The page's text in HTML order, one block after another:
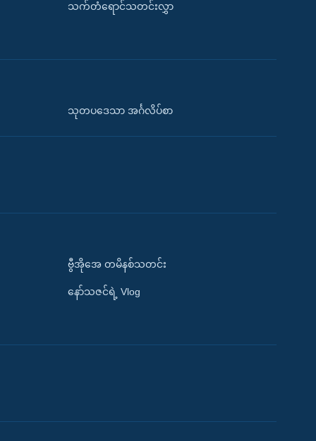
သက်တံရောင်သတင်းလွှာ
သုတပဒေသာ အင်္ဂလိပ်စာ
ဗွီအိုအေ တမိနစ်သတင်း
နော်သဇင်ရဲ့ Vlog